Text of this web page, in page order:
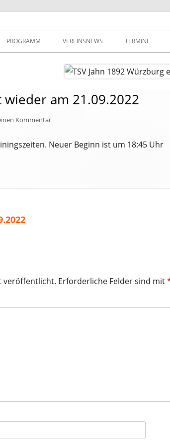
e.V.
PROGRAMM VEREINSNEWS TERMINE
am 21.09.2022
Kommentarzu Step aerobic startet wieder am
Neuer Beginn ist um 18:45 Uhr
veröffentlicht. Erforderliche Felder sind mit